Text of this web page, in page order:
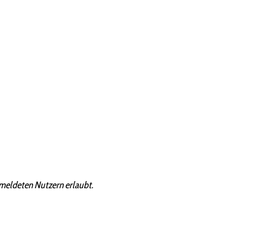
Nutzern erlaubt.